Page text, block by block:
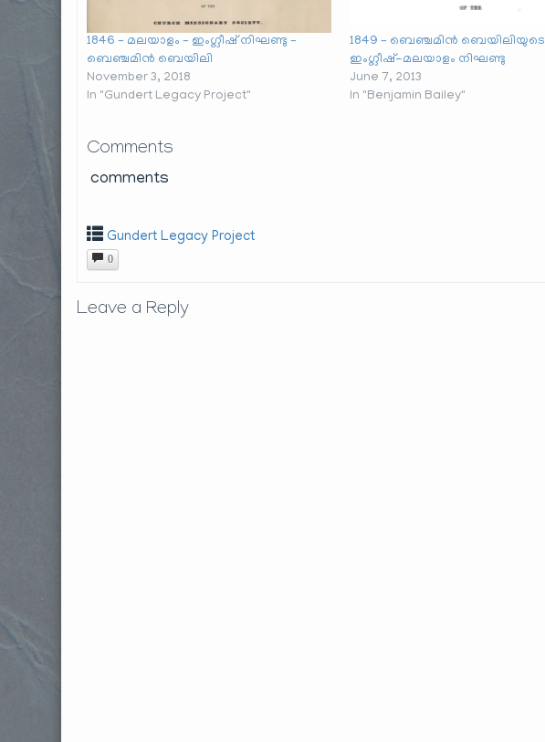
1846 – മലയാളം – ഇംഗ്ലീഷ് നിഘണ്ടു –
ബെഞ്ചമിൻ ബെയിലി
November 3, 2018
In "Gundert Legacy Project"
1849 – ബെഞ്ചമിൻ ബെയിലിയുടെ
ഇംഗ്ലീഷ്-മലയാളം നിഘണ്ടു
June 7, 2013
In "Benjamin Bailey"
Comments
comments
Gundert Legacy Project
0
Leave a Reply